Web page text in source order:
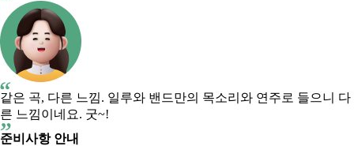
같은 곡, 다른 느낌. 일루와 밴드만의 목소리와 연주로 들으니 다
른 느낌이네요. 굿~!
준비사항 안내